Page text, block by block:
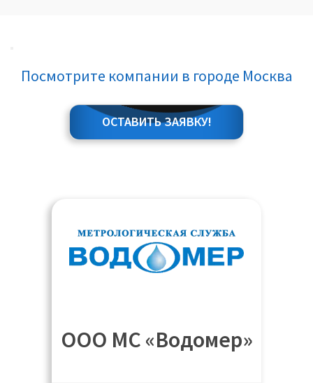
Посмотрите компании в городе Москва
ОСТАВИТЬ ЗАЯВКУ!
ООО МС «Водомер»